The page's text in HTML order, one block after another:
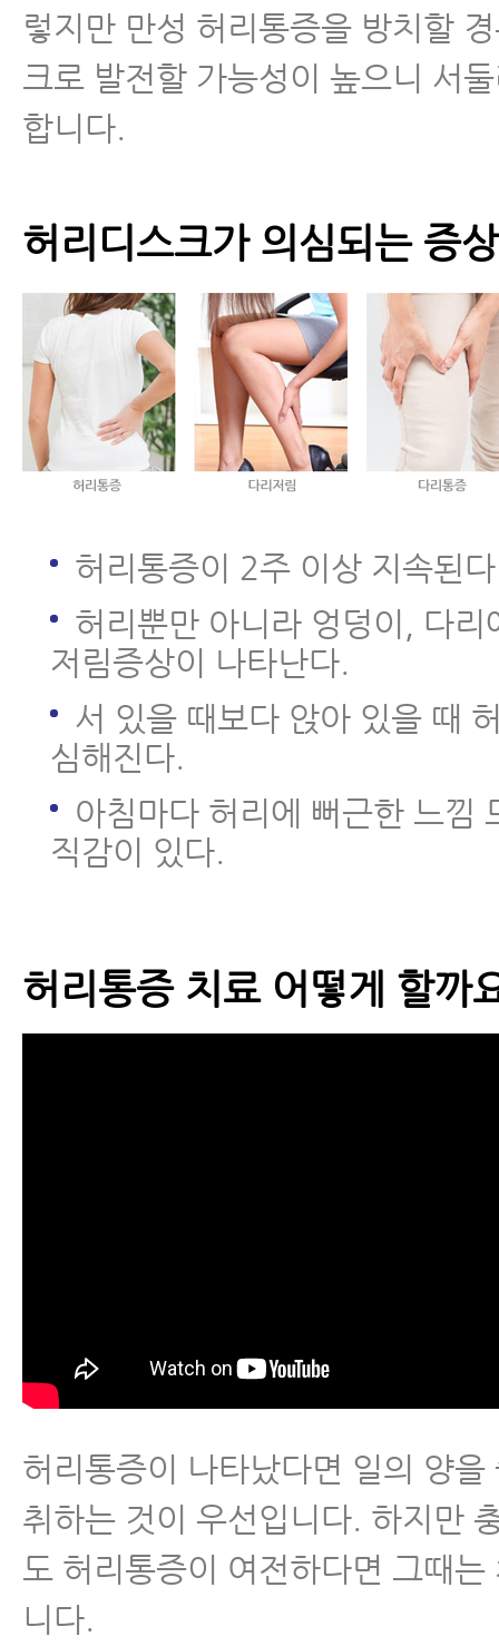
렇지만 만성 허리통증을 방치할
크로 발전할 가능성이 높으니 서
합니다.
허리디스크가 의심되는 증상
허리통증이 2주 이상 지속된
허리뿐만 아니라 엉덩이, 다리
저림증상이 나타난다.
서 있을 때보다 앉아 있을 때
심해진다.
아침마다 허리에 뻐근한 느낌
직감이 있다.
허리통증 치료 어떻게 할까
허리통증이 나타났다면 일의 양을
취하는 것이 우선입니다. 하지만
도 허리통증이 여전하다면 그때는
니다.